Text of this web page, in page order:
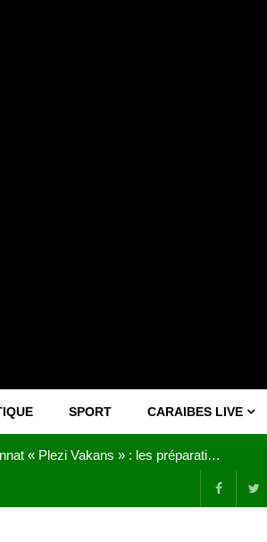
SPORT CARAIBES LIVE
Joy Clerf Derisier, sur les traces de son père : évangéliser par la musique